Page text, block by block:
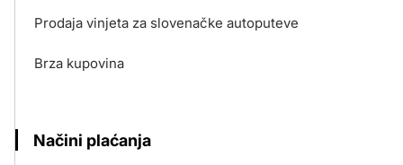
Prodaja vinjeta za slovenačke autoputeve
Brza kupovina
Načini plaćanja